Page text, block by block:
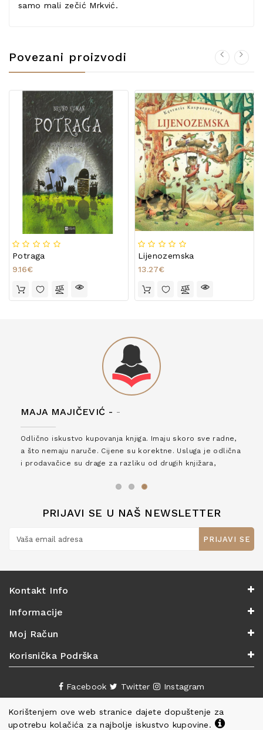
samo mali zečić Mrkvić.
Povezani proizvodi
Potraga
9.16€
Lijenozemska
13.27€
Korištenjem ove web stranice dajete dopuštenje za
upotrebu kolačića za najbolje iskustvo kupovine.
MAJA MAJIČEVIĆ - -
Odlično iskustvo kupovanja knjiga. Imaju skoro sve radne,
a što nemaju naruče. Cijene su korektne. Usluga je odlična
i prodavačice su drage za razliku od drugih knjižara,
PRIJAVI SE U NAŠ NEWSLETTER
PRIJAVI SE
Kontakt Info
Informacije
Moj Račun
Korisnička Podrška
Facebook Twitter Instagram